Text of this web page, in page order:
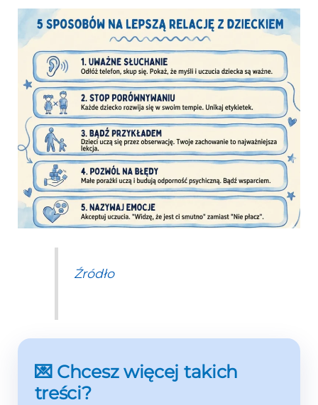
Źródło
💌 Chcesz więcej takich
treści?